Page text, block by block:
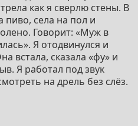
как я сверлю стены. В
пиво, села на пол и
Говорит: «Муж в
Я отодвинулся и
встала, сказала «фу» и
Я работал под звук
на дрель без слёз.